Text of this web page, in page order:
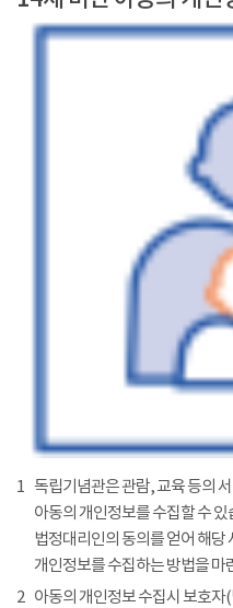
1 독립기념관은 관람, 교육 등의
아동의 개인정보를 수집할 수
법정대리인의 동의를 얻어 해당
개인정보를 수집하는 방법을 마
2 아동의 개인정보 수집시 보호자